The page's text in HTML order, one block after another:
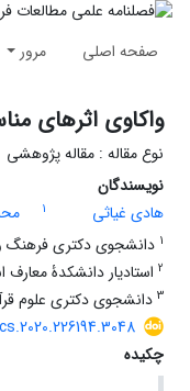
صفحه اصلی مرور
واکاوی اثرهای
نوع مقاله : مقاله پژوهشی
نویسندگان
هادی غیاثی
1
1 دانشجوی دکتری فرهنگ
2 استادیار دانشکدۀ
3 دانشجوی دکتری علوم
چکیده